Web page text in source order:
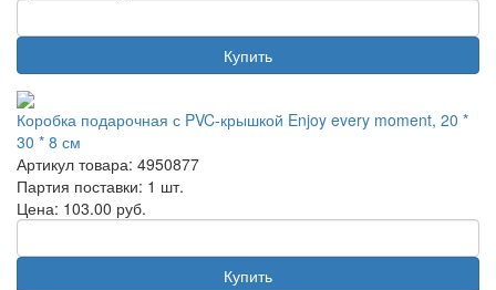
Купить
Коробка подарочная с PVC-крышкой Enjoy every moment, 20 *
30 * 8 см
Артикул товара: 4950877
Партия поставки: 1 шт.
Цена: 103.00 руб.
Купить